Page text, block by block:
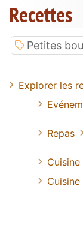
Recettes
Petites
Explorer les
Repas